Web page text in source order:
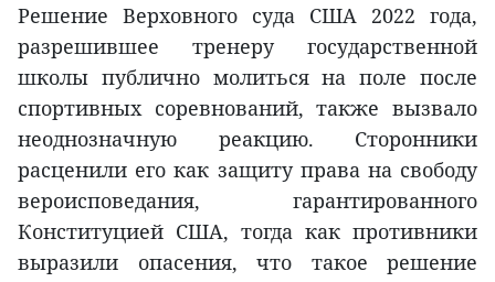
Решение Верховного суда США 2022 года,
разрешившее тренеру государственной
школы публично молиться на поле после
спортивных соревнований, также вызвало
неоднозначную реакцию. Сторонники
расценили его как защиту права на свободу
вероисповедания, гарантированного
Конституцией США, тогда как противники
выразили опасения, что такое решение